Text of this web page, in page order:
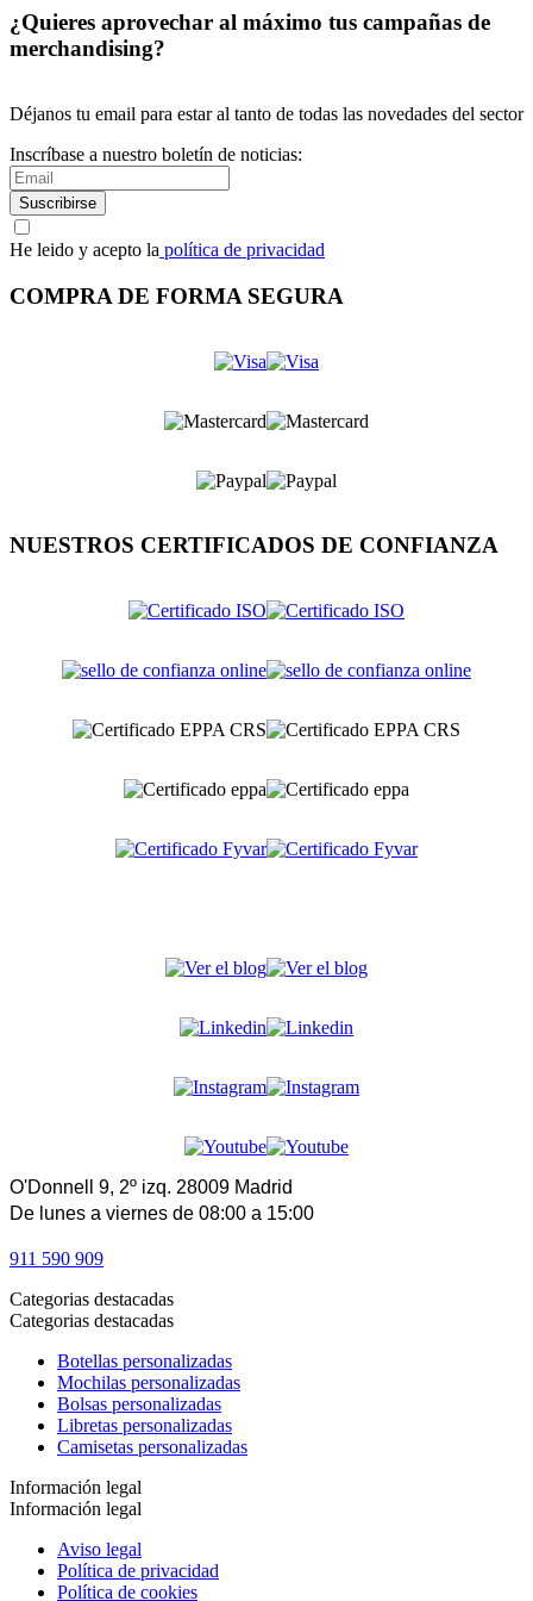
¿Quieres aprovechar al máximo tus campañas de
merchandising?
Déjanos tu email para estar al tanto de todas las novedades del sector
Inscríbase a nuestro boletín de noticias:
Suscribirse
He leido y acepto la política de privacidad
COMPRA DE FORMA SEGURA
NUESTROS CERTIFICADOS DE CONFIANZA
O'Donnell 9, 2º izq. 28009 Madrid
De lunes a viernes de 08:00 a 15:00
911 590 909
Categorias destacadas
Categorias destacadas
Botellas personalizadas
Mochilas personalizadas
Bolsas personalizadas
Libretas personalizadas
Camisetas personalizadas
Información legal
Información legal
Aviso legal
Política de privacidad
Política de cookies